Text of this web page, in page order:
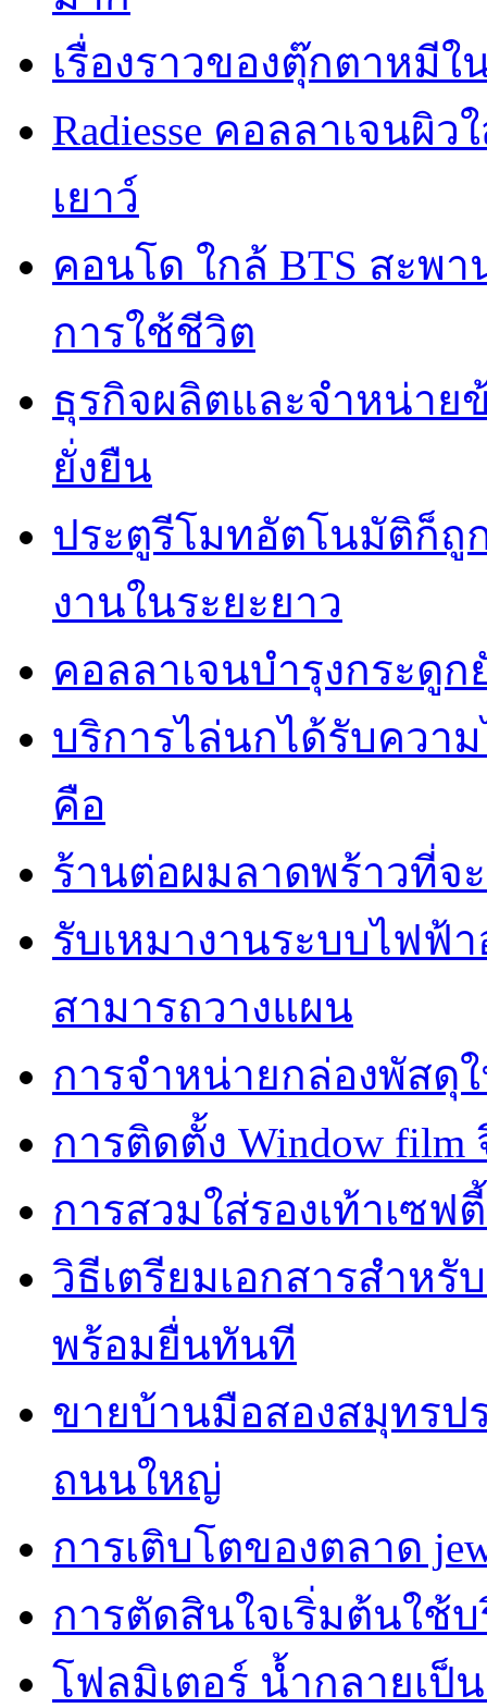
เรื่องราวของตุ๊กตาหมี
Radiesse คอลลาเจนผิ
เยาว์
คอนโด ใกล้ BTS สะพ
การใช้ชีวิต
ธุรกิจผลิตและจำหน่าย
ยั่งยืน
ประตูรีโมทอัตโนมัติก็ถู
งานในระยะยาว
คอลลาเจนบำรุงกระดู
บริการไล่นกได้รับควา
คือ
ร้านต่อผมลาดพร้าวที่จ
รับเหมางานระบบไฟฟ้
สามารถวางแผน
การจำหน่ายกล่องพัสดุ
การติดตั้ง Window
การสวมใส่รองเท้าเซฟ
วิธีเตรียมเอกสารสำห
พร้อมยื่นทันที
ขายบ้านมือสองสมุทรป
ถนนใหญ่
การเติบโตของตลาด
การตัดสินใจเริ่มต้นใช้
โฟลมิเตอร์ น้ำกลายเ